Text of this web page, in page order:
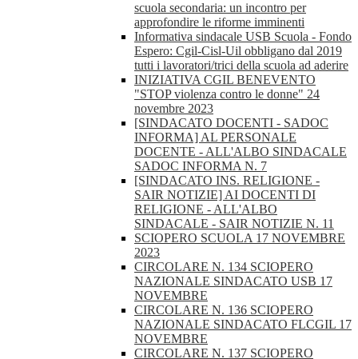
scuola secondaria: un incontro per
approfondire le riforme imminenti
Informativa sindacale USB Scuola - Fondo
Espero: Cgil-Cisl-Uil obbligano dal 2019
tutti i lavoratori/trici della scuola ad aderire
INIZIATIVA CGIL BENEVENTO
"STOP violenza contro le donne" 24
novembre 2023
[SINDACATO DOCENTI - SADOC
INFORMA] AL PERSONALE
DOCENTE - ALL'ALBO SINDACALE
SADOC INFORMA N. 7
[SINDACATO INS. RELIGIONE -
SAIR NOTIZIE] AI DOCENTI DI
RELIGIONE - ALL'ALBO
SINDACALE - SAIR NOTIZIE N. 11
SCIOPERO SCUOLA 17 NOVEMBRE
2023
CIRCOLARE N. 134 SCIOPERO
NAZIONALE SINDACATO USB 17
NOVEMBRE
CIRCOLARE N. 136 SCIOPERO
NAZIONALE SINDACATO FLCGIL 17
NOVEMBRE
CIRCOLARE N. 137 SCIOPERO